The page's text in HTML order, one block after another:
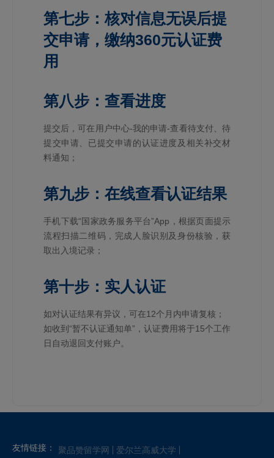
第七步：核对信息无误后提
交申请，缴纳360元认证费
用
第八步：查看进度
提交后，可在用户中心-我的申请-查看待支付、待
提交申请、已提交申请的认证进度及相关补交材
料通知；
第九步：在线查看认证结果
手机下载“国家政务服务平台”App，根据页面提示
流程扫描二维码，完成人脸识别及身份核验，获
取出入境记录；
第十步：实人认证
如对认证结果有异议，可在12个月内申请复核；
如收到“暂不认证通知单”，认证费用将于15个工作
日自动退回支付账户。
友情链接： 聚品赞留学网 爱尔兰高威大学